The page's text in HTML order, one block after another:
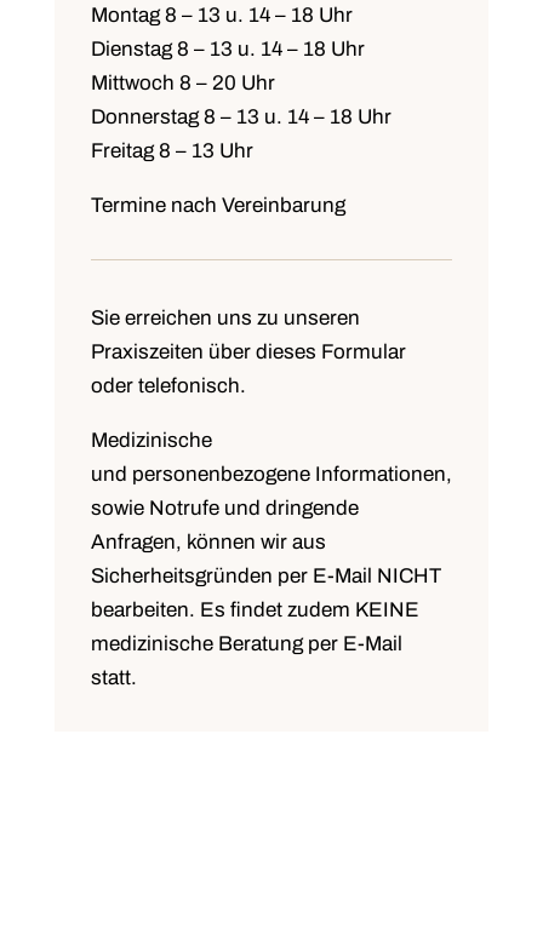
Montag 8 – 13 u. 14 – 18 Uhr
Dienstag 8 – 13 u. 14 – 18 Uhr
Mittwoch 8 – 20 Uhr
Donnerstag 8 – 13 u. 14 – 18 Uhr
Freitag 8 – 13 Uhr
Termine nach Vereinbarung
Sie erreichen uns zu unseren
Praxiszeiten über dieses Formular
oder telefonisch.
Medizinische
und personenbezogene Informationen,
sowie Notrufe und dringende
Anfragen, können wir aus
Sicherheitsgründen per E-Mail NICHT
bearbeiten. Es findet zudem KEINE
medizinische Beratung per E-Mail
statt.